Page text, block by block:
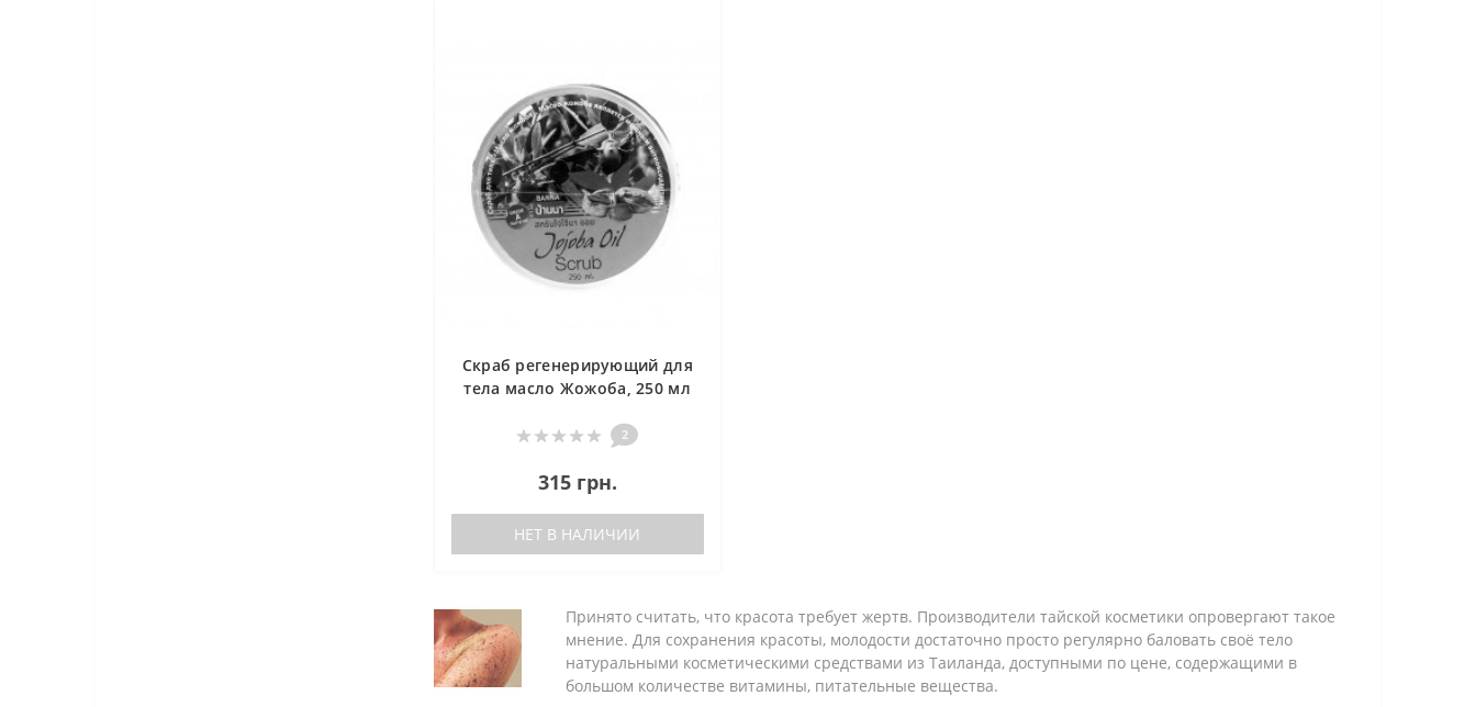
Скраб регенерирующий для
тела масло Жожоба, 250 мл
2
315 грн.
НЕТ В НАЛИЧИИ
Принято считать, что красота требует жертв. Производители тайской косметики опровергают такое
мнение. Для сохранения красоты, молодости достаточно просто регулярно баловать своё тело
натуральными косметическими средствами из Таиланда, доступными по цене, содержащими в
большом количестве витамины, питательные вещества.